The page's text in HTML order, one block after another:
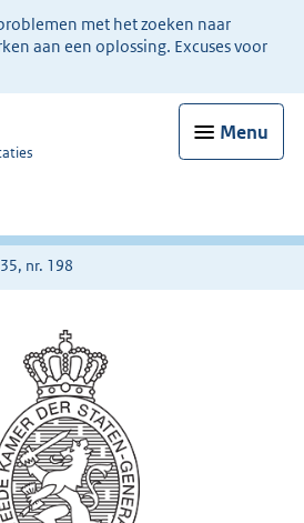
met het zoeken naar
aan een oplossing. Excuses voor
Menu
nr. 198